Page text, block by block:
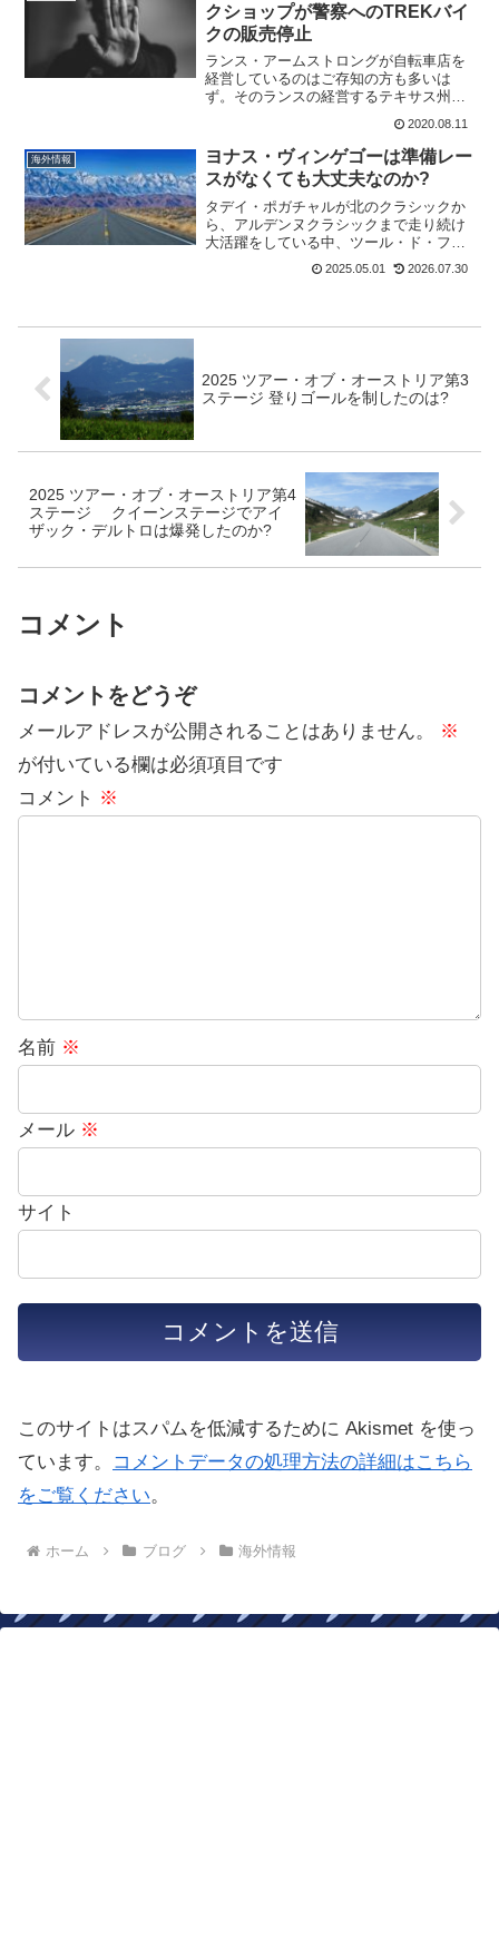
クショップが警察へのTREKバイ
クの販売停止
ランス・アームストロングが自転車店を
経営しているのはご存知の方も多いは
ず。そのランスの経営するテキサス州オ
ースティンのMellow Johnny'sバイクショ
ップは、警察発行のTREKバイクとアク
セサリーの購入、再販売、サービスを中
止するこ...
2020.08.11
海外情報
ヨナス・ヴィンゲゴーは準備レー
スがなくても大丈夫なのか?
タデイ・ポガチャルが北のクラシックか
ら、アルデンヌクラシックまで走り続け
大活躍をしている中、ツール・ド・フラ
ンスで最大のライバルとなりそうなヨナ
ス・ヴィンゲゴーはレース出場も少な
2025.05.01 2026.07.30
2025 ツアー・オブ・オーストリア第3
ステージ 登りゴールを制したのは?
2025 ツアー・オブ・オーストリア第4
ステージ クイーンステージでアイ
ザック・デルトロは爆発したのか?
コメント
コメントをどうぞ
メールアドレスが公開されることはありません。
※
が付いている欄は必須項目です
コメント ※
名前 ※
メール ※
サイト
このサイトはスパムを低減するために Akismet を使っ
ています。
コメントデータの処理方法の詳細はこちら
をご覧ください。
ホーム ブログ 海外情報